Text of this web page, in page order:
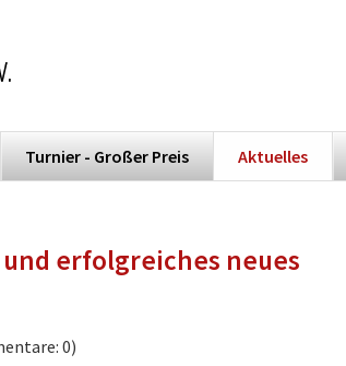
Turnier - Großer Preis Aktuelles
erfolgreiches neues
0)